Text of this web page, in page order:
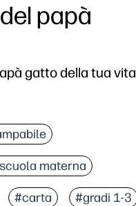
papà
gatto della tua vita
materna
#carta #gradi 1-3